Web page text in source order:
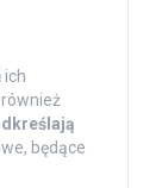
ich
będące